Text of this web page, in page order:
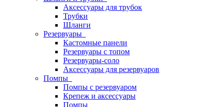
Аксессуары для трубок
Трубки
Шланги
Резервуары
Кастомные панели
Резервуары с топом
Резервуары-соло
Аксессуары для резервуаров
Помпы
Помпы с резервуаром
Крепеж и аксессуары
Помпы